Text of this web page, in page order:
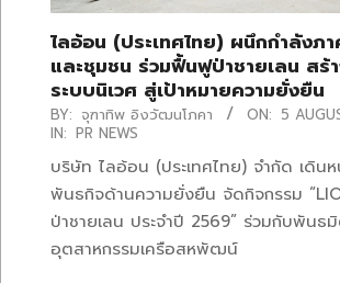
ไลอ้อน (ประเทศไทย) ผนึกกำลังภ
และชุมชน ร่วมฟื้นฟูป่าชายเลน สร้
ระบบนิเวศ สู่เป้าหมายความยั่งยืน
BY: จุฑาทิพ อิงวัฒนโภคา ON: 5
IN: PR NEWS
บริษัท ไลอ้อน (ประเทศไทย) จำกัด เดิน
พันธกิจด้านความยั่งยืน จัดกิจกรรม
ป่าชายเลน ประจำปี 2569” ร่วมกับพันธ
อุตสาหกรรมเครือสหพัฒน์